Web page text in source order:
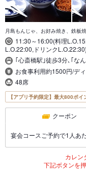
月島もんじゃ、お好み焼き、鉄板
11:30～16:00(料理
L.O.22:00,ドリンクL.O.22:30)
｢心斎橋駅｣徒歩3分､｢な
お食事利用約1500円/デ
48席
【アプリ予約限定】最大800ポ
クーポン
宴会コースご予約で1人あ
カレン
下記ボタンを